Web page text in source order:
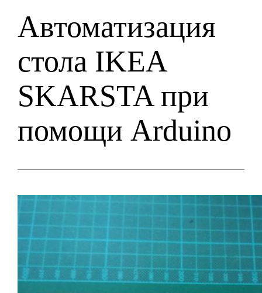
Автоматизация
стола IKEA
SKARSTA при
помощи Arduino